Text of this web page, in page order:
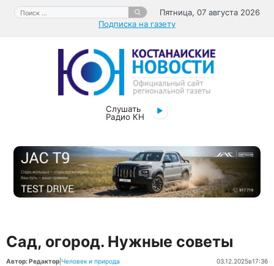
Перейти
содержимому
Поиск:
Пятница, 07 августа 2026
Подписка на газету
Слушать
Радио КН
Сад, огород. Нужные советы
Автор: Редактор Человек и природа 03.12.2025в17:36